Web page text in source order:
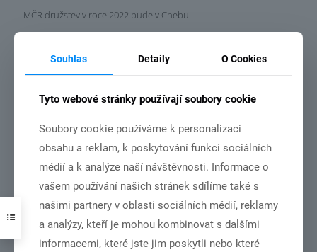
MČR družstev v roce 2022 bude v Chebu.
Číst více
soustředění podzimní Domažlice 26.10.÷30.10.2021
Souhlas Detaily O Cookies
Tyto webové stránky používají soubory cookie
Soubory cookie používáme k personalizaci
obsahu a reklam, k poskytování funkcí sociálních
médií a k analýze naší návštěvnosti. Informace o
vašem používání našich stránek sdílíme také s
našimi partnery v oblasti sociálních médií, reklamy
a analýzy, kteří je mohou kombinovat s dalšími
informacemi, které jste jim poskytli nebo které